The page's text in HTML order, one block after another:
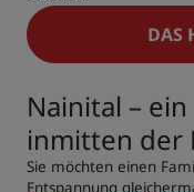
DAS
Nainital –
inmitten der
Sie möchten einen
Entspannung